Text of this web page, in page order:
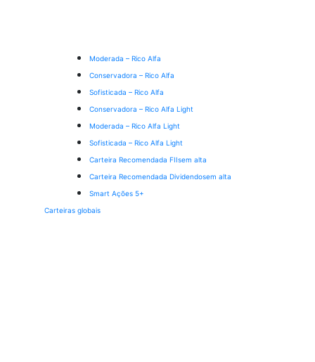
Moderada – Rico Alfa
Conservadora – Rico Alfa
Sofisticada – Rico Alfa
Conservadora – Rico Alfa Light
Moderada – Rico Alfa Light
Sofisticada – Rico Alfa Light
Carteira Recomendada FIIsem alta
Carteira Recomendada Dividendosem alta
Smart Ações 5+
Carteiras globais